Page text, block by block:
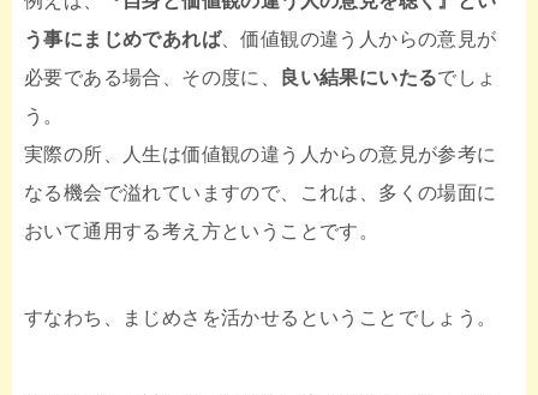
う事にまじめであれば、価値観の違う人からの意見が
必要である場合、その度に、 良い結果にいたるでしょ
う。
実際の所、人生は価値観の違う人からの意見が参考に
なる機会で溢れていますので、これは、多くの場面に
おいて通用する考え方ということです。
すなわち、まじめさを活かせるということでしょう。